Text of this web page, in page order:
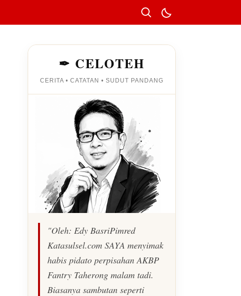
✒ CELOTEH
CERITA • CATATAN • SUDUT PANDANG
"Oleh: Edy BasriPimred
Katasulsel.com SAYA menyimak
habis pidato perpisahan AKBP
Fantry Taherong malam tadi.
Biasanya sambutan seperti